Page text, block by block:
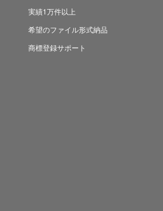
実績1万件以上
希望のファイル形式納品
商標登録サポート